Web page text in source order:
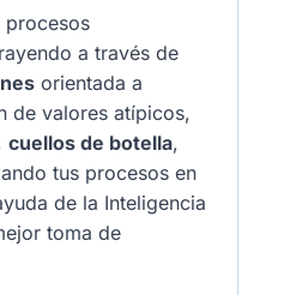
procesos
a través de
orientada a
de valores atípicos,
cuellos de botella,
tus procesos en
de la Inteligencia
toma de